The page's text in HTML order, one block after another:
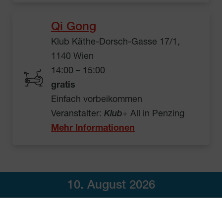
Qi Gong
Klub Käthe-Dorsch-Gasse 17/1,
1140 Wien
14:00 – 15:00
gratis
Einfach vorbeikommen
Veranstalter: Klub+ All in Penzing
Mehr Informationen
10. August 2026